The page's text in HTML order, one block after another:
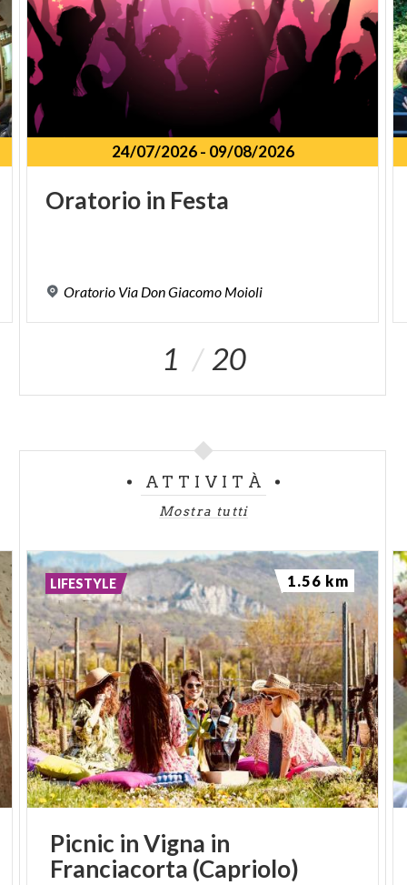
24/07/2026- 09/08/2026
Oratorio in Festa
Oratorio Via DonGiacomo Moioli
1 20
ATTIVITÀ
Mostra tutti
Picnic inVigna in
Franciacorta (Capriolo)
LIFESTYLE 1.56 km